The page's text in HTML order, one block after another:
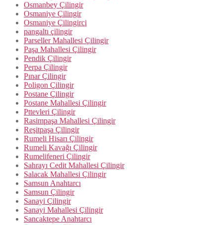
Osmanbey Çilingir
Osmaniye Çilingir
Osmaniye Çilingirci
pangaltı çilingir
Parseller Mahallesi Çilingir
Paşa Mahallesi Çilingir
Pendik Çilingir
Perpa Çilingir
Pınar Çilingir
Poligon Çilingir
Postane Çilingir
Postane Mahallesi Çilingir
Pttevleri Çilingir
Rasimpaşa Mahallesi Çilingir
Reşitpaşa Çilingir
Rumeli Hisarı Çilingir
Rumeli Kavağı Çilingir
Rumelifeneri Çilingir
Sahrayı Cedit Mahallesi Çilingir
Salacak Mahallesi Çilingir
Samsun Anahtarcı
Samsun Çilingir
Sanayi Çilingir
Sanayi Mahallesi Çilingir
Sancaktepe Anahtarcı